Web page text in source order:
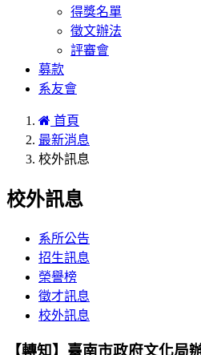
得獎名單
徵文辦法
評審會
募款
系友會
首頁
最新消息
校外訊息
校外訊息
系所公告
招生訊息
榮譽榜
徵才訊息
校外訊息
【轉知】臺南市政府文化局